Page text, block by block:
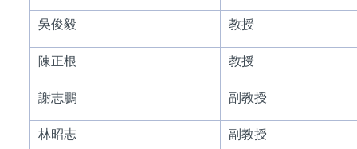
吳俊毅 教授
陳正根 教授
謝志鵬 副教授
林昭志 副教授